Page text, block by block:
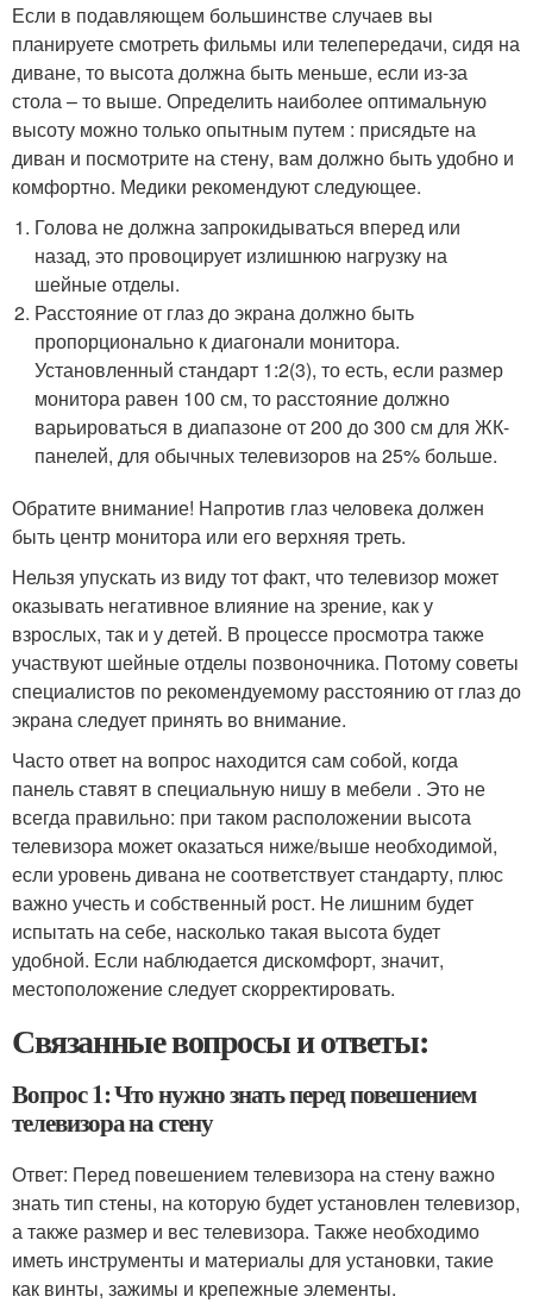
Если в подавляющем большинстве случаев вы
планируете смотреть фильмы или телепередачи, сидя на
диване, то высота должна быть меньше, если из-за
стола – то выше. Определить наиболее оптимальную
высоту можно только опытным путем : присядьте на
диван и посмотрите на стену, вам должно быть удобно и
комфортно. Медики рекомендуют следующее.
Голова не должна запрокидываться вперед или
назад, это провоцирует излишнюю нагрузку на
шейные отделы.
Расстояние от глаз до экрана должно быть
пропорционально к диагонали монитора.
Установленный стандарт 1:2(3), то есть, если размер
монитора равен 100 см, то расстояние должно
варьироваться в диапазоне от 200 до 300 см для ЖК-
панелей, для обычных телевизоров на 25% больше.
Обратите внимание! Напротив глаз человека должен
быть центр монитора или его верхняя треть.
Нельзя упускать из виду тот факт, что телевизор может
оказывать негативное влияние на зрение, как у
взрослых, так и у детей. В процессе просмотра также
участвуют шейные отделы позвоночника. Потому советы
специалистов по рекомендуемому расстоянию от глаз до
экрана следует принять во внимание.
Часто ответ на вопрос находится сам собой, когда
панель ставят в специальную нишу в мебели . Это не
всегда правильно: при таком расположении высота
телевизора может оказаться ниже/выше необходимой,
если уровень дивана не соответствует стандарту, плюс
важно учесть и собственный рост. Не лишним будет
испытать на себе, насколько такая высота будет
удобной. Если наблюдается дискомфорт, значит,
местоположение следует скорректировать.
Связанные вопросы и ответы:
Вопрос 1: Что нужно знать перед повешением
телевизора на стену
Ответ: Перед повешением телевизора на стену важно
знать тип стены, на которую будет установлен телевизор,
а также размер и вес телевизора. Также необходимо
иметь инструменты и материалы для установки, такие
как винты, зажимы и крепежные элементы.